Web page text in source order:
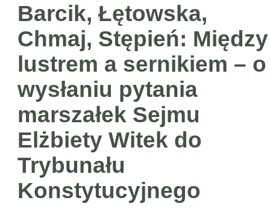
Barcik, Łętowska,
Chmaj, Stępień: Między
lustrem a sernikiem – o
wysłaniu pytania
marszałek Sejmu
Elżbiety Witek do
Trybunału
Konstytucyjnego